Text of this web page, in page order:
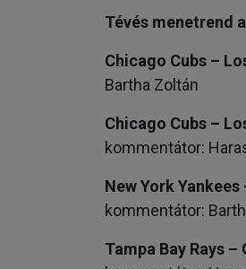
Tévés menetrend
Chicago Cubs –
Bartha Zoltán
Chicago Cubs –
kommentátor:
New York
kommentátor:
Tampa Bay Rays